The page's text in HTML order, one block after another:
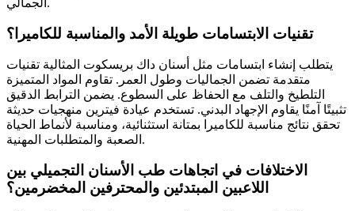
الجمالي.
تقنيات الابتسامات طويلة الأمد والمناسبة للكاميرا؟
يتطلب إنشاء ابتسامات مثل أسنان داك بريسكوت المثالية تقنيات
متقدمة تضمن الجماليات وطول العمر. تقاوم المواد المتميزة
التلطيخ والتلف مع الحفاظ على السطوع. يضمن الترابط الدقيق
تثبيتًا آمنًا يقاوم الإجهاد البدني. تستخدم عيادة فيترين منهجيات حديثة
تحقق نتائج مناسبة للكاميرا بمتانة استثنائية، ومناسبة لأنماط الحياة
الصعبة والمتطلبات المهنية.
الاختلافات في اتجاهات طب الأسنان التجميلي بين
اللاعبين المبتدئين والمحترفين المخضرمين؟